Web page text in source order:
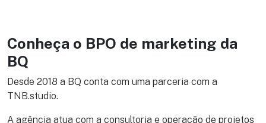
Conheça o BPO de marketing da
BQ
Desde 2018 a BQ conta com uma parceria com a
TNB.studio.
A agência atua com a consultoria e operação de projetos